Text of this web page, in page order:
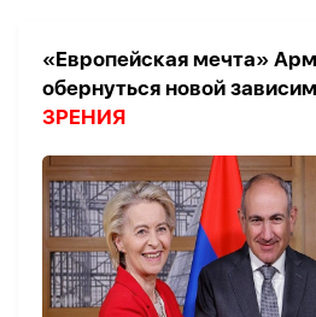
«Европейская мечта»
обернуться новой
ЗРЕНИЯ